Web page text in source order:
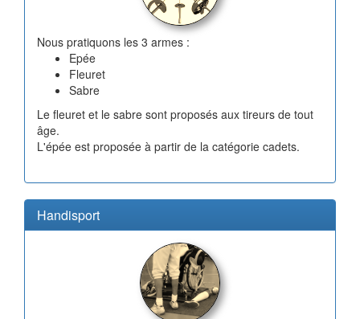
Nous pratiquons les 3 armes :
Epée
Fleuret
Sabre
Le fleuret et le sabre sont proposés aux tireurs de tout
âge.
L'épée est proposée à partir de la catégorie cadets.
Handisport